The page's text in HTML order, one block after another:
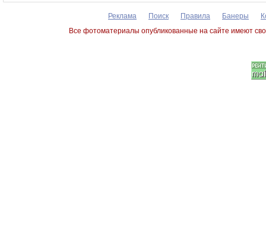
Реклама Поиск Правила Банеры
Все фотоматериалы опубликованные на сайте имеют